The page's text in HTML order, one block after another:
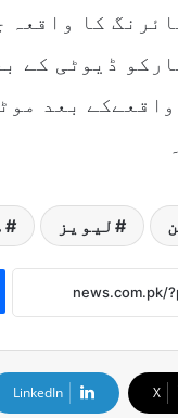
کا
ڈیوٹی کے
بعد
لیویز
X
LinkedIn